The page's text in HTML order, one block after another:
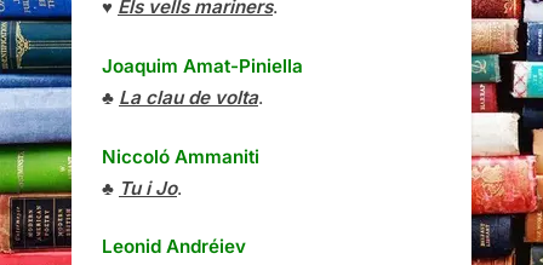
♥ Els vells mariners.
Joaquim Amat-Piniella
♣ La clau de volta.
Niccoló Ammaniti
♣ Tu i Jo.
Leonid Andréiev